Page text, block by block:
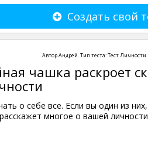
Создать свой
АвторАндрей. Тип теста:Тест Личности
чашка раскроет
о себе все. Если вы один из
многое о вашей